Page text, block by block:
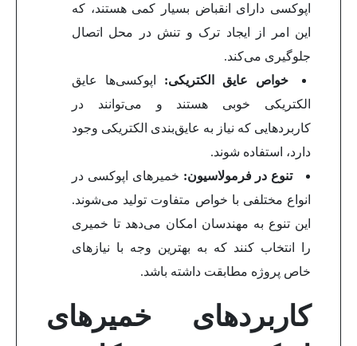
اپوکسی دارای انقباض بسیار کمی هستند، که
این امر از ایجاد ترک و تنش در محل اتصال
جلوگیری می‌کند.
خواص عایق الکتریکی: اپوکسی‌ها عایق
الکتریکی خوبی هستند و می‌توانند در
کاربردهایی که نیاز به عایق‌بندی الکتریکی وجود
دارد، استفاده شوند.
تنوع در فرمولاسیون: خمیرهای اپوکسی در
انواع مختلفی با خواص متفاوت تولید می‌شوند.
این تنوع به مهندسان امکان می‌دهد تا خمیری
را انتخاب کنند که به بهترین وجه با نیازهای
خاص پروژه مطابقت داشته باشد.
کاربردهای خمیرهای